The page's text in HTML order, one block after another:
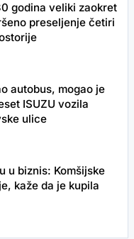
godina veliki zaokret
preseljenje četiri
autobus, mogao je
ISUZU vozila
ulice
u biznis: Komšijske
kaže da je kupila